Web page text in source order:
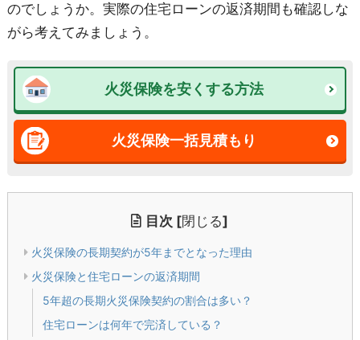
のでしょうか。実際の住宅ローンの返済期間も確認しな
がら考えてみましょう。
火災保険を安くする方法
火災保険一括見積もり
目次 [閉じる]
火災保険の長期契約が5年までとなった理由
火災保険と住宅ローンの返済期間
5年超の長期火災保険契約の割合は多い？
住宅ローンは何年で完済している？